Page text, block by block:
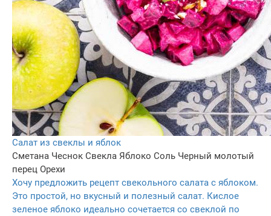
Салат из свеклы и яблок
Сметана Чеснок Свекла Яблоко Соль Черный молотый
перец Орехи
Хочу предложить рецепт свекольного салата с яблоком.
Это простой, но вкусный и полезный салат. Кислое
зеленое яблоко идеально сочетается со свеклой по